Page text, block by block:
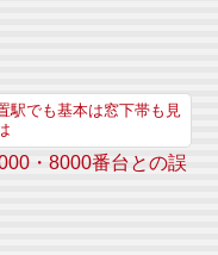
駅でも基本は窓下帯も見
・8000番台との誤